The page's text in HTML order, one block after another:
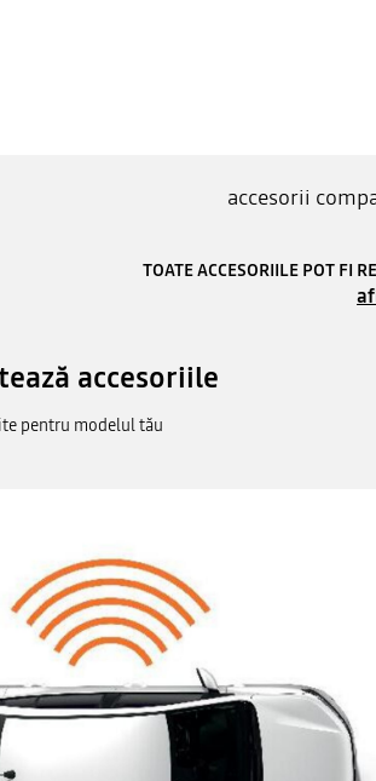
accesorii
TOATE ACCESORIILE POT FI
accesoriile
pentru modelul tău